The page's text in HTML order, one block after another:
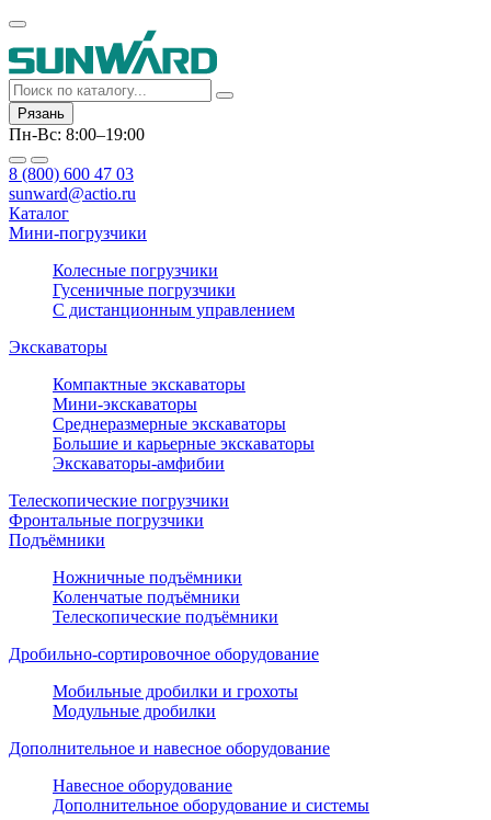
Рязань
Пн-Вс: 8:00–19:00
8 (800) 600 47 03
sunward@actio.ru
Каталог
Мини-погрузчики
Колесные погрузчики
Гусеничные погрузчики
С дистанционным управлением
Экскаваторы
Компактные экскаваторы
Мини-экскаваторы
Среднеразмерные экскаваторы
Большие и карьерные экскаваторы
Экскаваторы-амфибии
Телескопические погрузчики
Фронтальные погрузчики
Подъёмники
Ножничные подъёмники
Коленчатые подъёмники
Телескопические подъёмники
Дробильно-сортировочное оборудование
Мобильные дробилки и грохоты
Модульные дробилки
Дополнительное и навесное оборудование
Навесное оборудование
Дополнительное оборудование и системы